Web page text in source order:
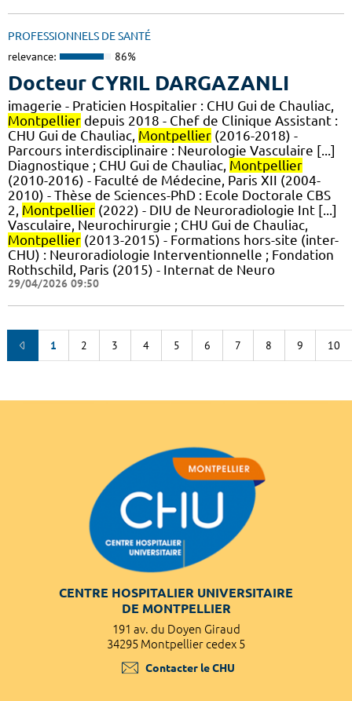
PROFESSIONNELS DE SANTÉ
relevance: 86%
Docteur CYRIL DARGAZANLI
imagerie - Praticien Hospitalier : CHU Gui de Chauliac,
Montpellier depuis 2018 - Chef de Clinique Assistant :
CHU Gui de Chauliac, Montpellier (2016-2018) -
Parcours interdisciplinaire : Neurologie Vasculaire [...]
Diagnostique ; CHU Gui de Chauliac, Montpellier
(2010-2016) - Faculté de Médecine, Paris XII (2004-
2010) - Thèse de Sciences-PhD : Ecole Doctorale CBS
2, Montpellier (2022) - DIU de Neuroradiologie Int [...]
Vasculaire, Neurochirurgie ; CHU Gui de Chauliac,
Montpellier (2013-2015) - Formations hors-site (inter-
CHU) : Neuroradiologie Interventionnelle ; Fondation
Rothschild, Paris (2015) - Internat de Neuro
29/04/2026 09:50
1 2 3 4 5 6 7 8 9 10
CENTRE HOSPITALIER UNIVERSITAIRE
DE MONTPELLIER
191 av. du Doyen Giraud
34295 Montpellier cedex 5
Contacter le CHU